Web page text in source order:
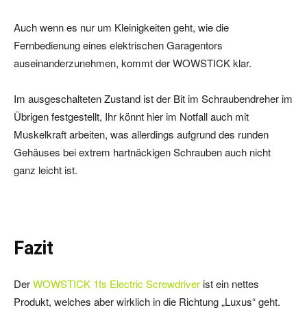
Auch wenn es nur um Kleinigkeiten geht, wie die
Fernbedienung eines elektrischen Garagentors
auseinanderzunehmen, kommt der WOWSTICK klar.
Im ausgeschalteten Zustand ist der Bit im Schraubendreher im
Übrigen festgestellt, Ihr könnt hier im Notfall auch mit
Muskelkraft arbeiten, was allerdings aufgrund des runden
Gehäuses bei extrem hartnäckigen Schrauben auch nicht
ganz leicht ist.
Fazit
DerWOWSTICK 1fs Electric Screwdriverist ein nettes
Produkt, welches aber wirklich in die Richtung „Luxus“ geht.